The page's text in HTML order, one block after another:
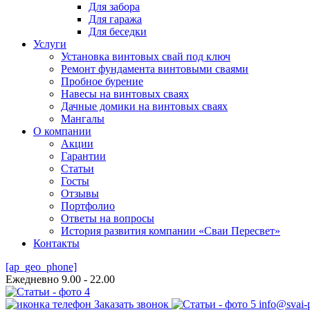
Для забора
Для гаража
Для беседки
Услуги
Установка винтовых свай под ключ
Ремонт фундамента винтовыми сваями
Пробное бурение
Навесы на винтовых сваях
Дачные домики на винтовых сваях
Мангалы
О компании
Акции
Гарантии
Статьи
Госты
Отзывы
Портфолио
Ответы на вопросы
История развития компании «Сваи Пересвет»
Контакты
[ap_geo_phone]
Ежедневно 9.00 - 22.00
Заказать звонок info@svai-